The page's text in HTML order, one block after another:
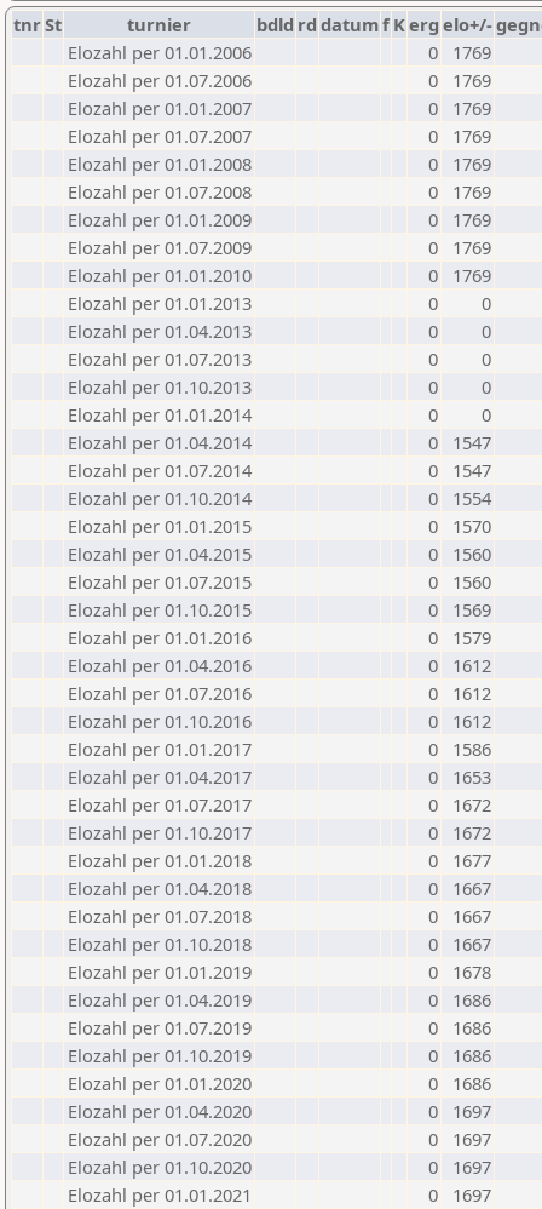
tnrSt turnier bdld rd datumf Kerg elo+/-
Elozahl per 01.01.2006
0
1769
Elozahl per 01.07.2006
0
1769
Elozahl per 01.01.2007
0
1769
Elozahl per 01.07.2007
0
1769
Elozahl per 01.01.2008
0
1769
Elozahl per 01.07.2008
0
1769
Elozahl per 01.01.2009
0
1769
Elozahl per 01.07.2009
0
1769
Elozahl per 01.01.2010
0
1769
Elozahl per 01.01.2013
0
0
Elozahl per 01.04.2013
0
0
Elozahl per 01.07.2013
0
0
Elozahl per 01.10.2013
0
0
Elozahl per 01.01.2014
0
0
Elozahl per 01.04.2014
0
1547
Elozahl per 01.07.2014
0
1547
Elozahl per 01.10.2014
0
1554
Elozahl per 01.01.2015
0
1570
Elozahl per 01.04.2015
0
1560
Elozahl per 01.07.2015
0
1560
Elozahl per 01.10.2015
0
1569
Elozahl per 01.01.2016
0
1579
Elozahl per 01.04.2016
0
1612
Elozahl per 01.07.2016
0
1612
Elozahl per 01.10.2016
0
1612
Elozahl per 01.01.2017
0
1586
Elozahl per 01.04.2017
0
1653
Elozahl per 01.07.2017
0
1672
Elozahl per 01.10.2017
0
1672
Elozahl per 01.01.2018
0
1677
Elozahl per 01.04.2018
0
1667
Elozahl per 01.07.2018
0
1667
Elozahl per 01.10.2018
0
1667
Elozahl per 01.01.2019
0
1678
Elozahl per 01.04.2019
0
1686
Elozahl per 01.07.2019
0
1686
Elozahl per 01.10.2019
0
1686
Elozahl per 01.01.2020
0
1686
Elozahl per 01.04.2020
0
1697
Elozahl per 01.07.2020
0
1697
Elozahl per 01.10.2020
0
1697
Elozahl per 01.01.2021
0
1697